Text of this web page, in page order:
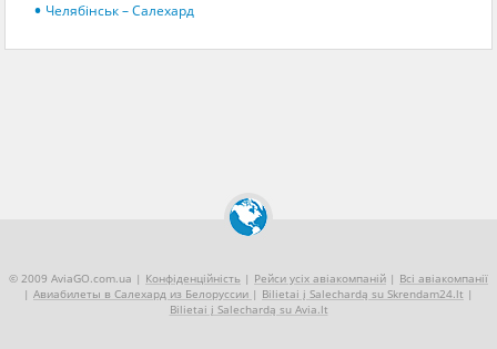
Челябінськ – Салехард
© 2009 AviaGO.com.ua | Конфіденційність | Рейси усіх авіакомпаній | Всі авіакомпанії
| Авиабилеты в Салехард из Белоруссии | Bilietai į Salechardą su Skrendam24.lt |
Bilietai į Salechardą su Avia.lt